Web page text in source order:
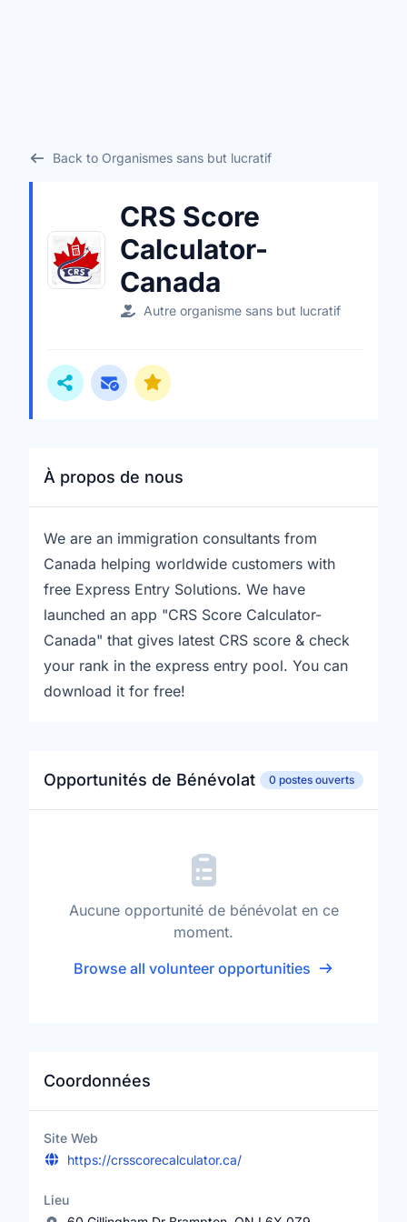
Back to Organismes sans but lucratif
CRS Score
Calculator-
Canada
Autre organisme sans but lucratif
À propos de nous
We are an immigration consultants from
Canada helping worldwide customers with
free Express Entry Solutions. We have
launched an app "CRS Score Calculator-
Canada" that gives latest CRS score & check
your rank in the express entry pool. You can
download it for free!
Opportunités de Bénévolat 0 postes ouverts
Aucune opportunité de bénévolat en ce
moment.
Browse all volunteer opportunities
Coordonnées
Site Web
https://crsscorecalculator.ca/
Lieu